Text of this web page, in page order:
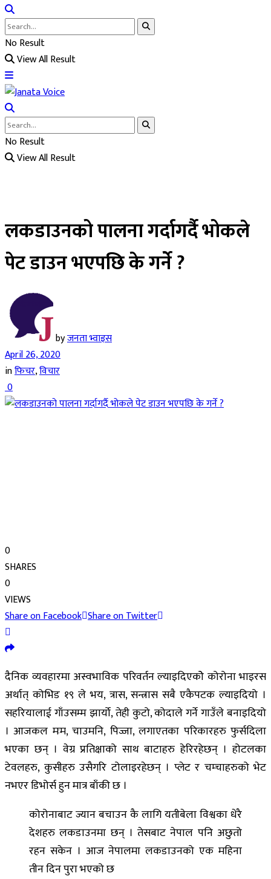
No Result
View All Result
No Result
View All Result
लकडाउनको पालना गर्दागर्दै भोकले
पेट डाउन भएपछि के गर्ने ?
byजनता भ्वाइस
April 26, 2020
inफिचर,विचार
0
0
SHARES
0
VIEWS
Share on Facebook Share on Twitter
दैनिक व्यवहारमा अस्वभाविक परिवर्तन ल्याइदिएकोे कोरोना भाइरस
अर्थात् कोभिड १९ ले भय, त्रास, सन्त्रास सबै एकैपटक ल्याइदियो ।
सहरियालाई गाँउसम्म झार्यो, तेही कुटो, कोदाले गर्ने गाउँले बनाइदियो
। आजकल मःम, चाउमनि, पिज्जा, लगाएतका परिकारहरु फुर्सदिला
भएका छन् । वेग्र प्रतिक्षाको साथ बाटाहरु हेरिरहेछन् । होटलका
टेवलहरु, कुसीहरु उसैगरि टोलाइरहेछन् । प्लेट र चम्चाहरुको भेट
नभएर डिभोर्स हुन मात्र बाँकी छ ।
कोरोनाबाट ज्यान बचाउन कै लागि यतीबेला विश्वका धेरै
देशहरु लकडाउनमा छन् । तेसबाट नेपाल पनि अछुतो
रहन सकेन । आज नेपालमा लकडाउनको एक महिना
तीन दिन पुरा भएको छ